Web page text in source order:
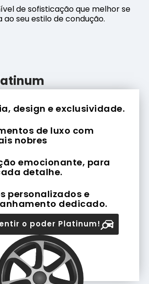
de sofisticação que melhor se
ao seu estilo de condução.
design e exclusividade.
de luxo com
nobres
emocionante, para
detalhe.
personalizados e
dedicado.
o poder Platinum!